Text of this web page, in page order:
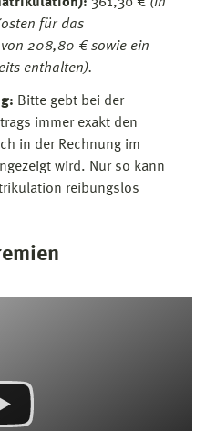
für das
208,80 € sowie ein
enthalten).
Bitte gebt bei der
immer exakt den
in der Rechnung im
wird. Nur so kann
reibungslos